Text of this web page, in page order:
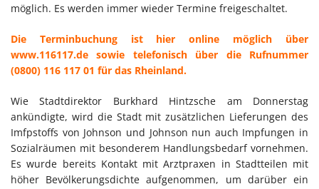
möglich. Es werden immer wieder Termine freigeschaltet.
Die Terminbuchung ist hier online möglich über
www.116117.de sowie telefonisch über die Rufnummer
(0800) 116 117 01 für das Rheinland.
Wie Stadtdirektor Burkhard Hintzsche am Donnerstag
ankündigte, wird die Stadt mit zusätzlichen Lieferungen des
Imfpstoffs von Johnson und Johnson nun auch Impfungen in
Sozialräumen mit besonderem Handlungsbedarf vornehmen.
Es wurde bereits Kontakt mit Arztpraxen in Stadtteilen mit
höher Bevölkerungsdichte aufgenommen, um darüber ein